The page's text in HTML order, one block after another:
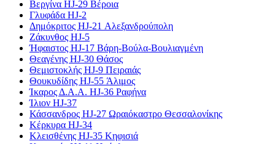
Βεργίνα HJ-29 Βέροια
Γλυφάδα HJ-2
Δημόκριτος HJ-21 Αλεξανδρούπολη
Ζάκυνθος HJ-5
Ήφαιστος HJ-17 Βάρη-Βούλα-Βουλιαγμένη
Θεαγένης HJ-30 Θάσος
Θεμιστοκλής HJ-9 Πειραιάς
Θουκυδίδης HJ-55 Άλιμος
Ίκαρος Δ.Α.Α. HJ-36 Ραφήνα
Ίλιον HJ-37
Κάσσανδρος HJ-27 Ωραιόκαστρο Θεσσαλονίκης
Κέρκυρα HJ-34
Κλεισθένης HJ-35 Κηφισιά